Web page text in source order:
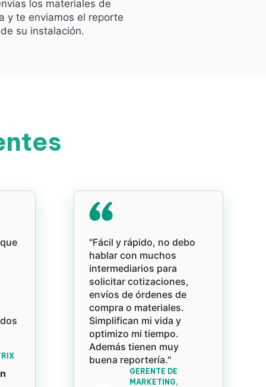
los materiales de
y te enviamos el reporte
de su instalación.
"Fácil y rápido, no debo
hablar con muchos
intermediarios para
solicitar cotizaciones,
envíos de órdenes de
compra o materiales.
Simplifican mi vida y
optimizo mi tiempo.
Además tienen muy
buena reportería."
GERENTE DE
MARKETING,